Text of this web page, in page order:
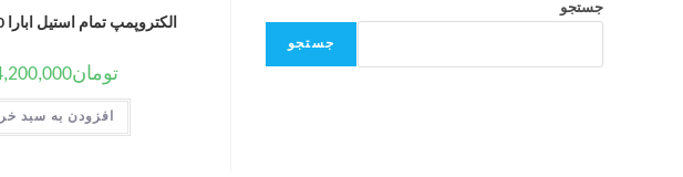
الکتروپمپ تمام استیل ابارا CDM 200/20
تومان
افزودن به سبد
جستجو
جستجو